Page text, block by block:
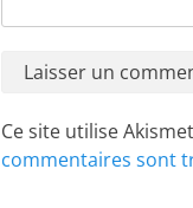
Ce site utilise
commentaires sont